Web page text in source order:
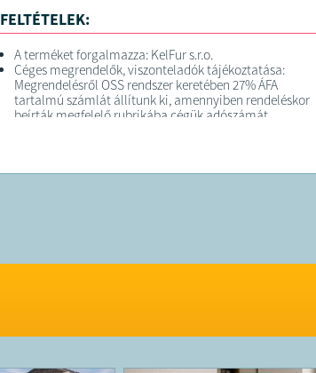
FELTÉTELEK:
A terméket forgalmazza: KelFur s.r.o.
Céges megrendelők, viszonteladók tájékoztatása:
Megrendelésről OSS rendszer keretében 27% ÁFA
tartalmú számlát állítunk ki, amennyiben rendeléskor
beírták megfelelő rubrikába cégük adószámát.
közösségi adószámmal, akkor a számla áfája 0% lehet,
nem tudjuk módosítani!